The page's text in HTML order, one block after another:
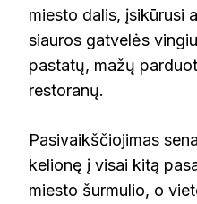
miesto dalis, įsikūrusi
siauros gatvelės
pastatų, mažų
restoranų.
Pasivaikščiojimas
kelionę į visai kitą
miesto šurmulio, o